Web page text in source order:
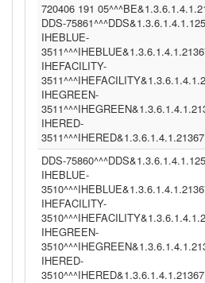
720406 191
DDS-
IHEBLUE-
IHEFACILITY-
IHEGREEN-
IHERED-
DDS-
IHEBLUE-
IHEFACILITY-
IHEGREEN-
IHERED-